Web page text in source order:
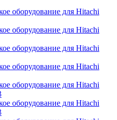
оборудование для Hitachi
оборудование для Hitachi
оборудование для Hitachi
оборудование для Hitachi
оборудование для Hitachi
оборудование для Hitachi